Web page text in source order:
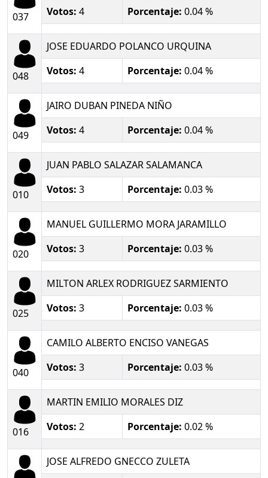
037
Votos: 4 Porcentaje: 0.04 %
048
JOSE EDUARDO POLANCO URQUINA
Votos: 4 Porcentaje: 0.04 %
049
JAIRO DUBAN PINEDA NIÑO
Votos: 4 Porcentaje: 0.04 %
010
JUAN PABLO SALAZAR SALAMANCA
Votos: 3 Porcentaje: 0.03 %
020
MANUEL GUILLERMO MORA JARAMILLO
Votos: 3 Porcentaje: 0.03 %
025
MILTON ARLEX RODRIGUEZ SARMIENTO
Votos: 3 Porcentaje: 0.03 %
040
CAMILO ALBERTO ENCISO VANEGAS
Votos: 3 Porcentaje: 0.03 %
016
MARTIN EMILIO MORALES DIZ
Votos: 2 Porcentaje: 0.02 %
JOSE ALFREDO GNECCO ZULETA